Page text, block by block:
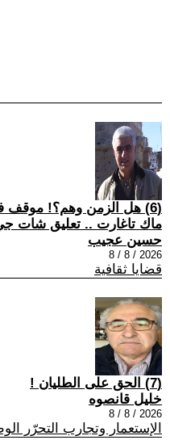
(6) هل الزمن وهم؟! موقف
ماك تاغارت .. تعليق شات
حسين عجيب
2026 / 8 / 8
قضايا ثقافية
(7) الحق على الطليان !
خليل قانصوه
2026 / 8 / 8
الإستعمار وتجارب التحرّر